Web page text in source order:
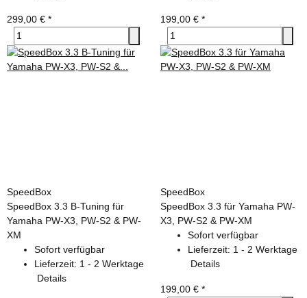
299,00 € * 199,00 € *
SpeedBox
SpeedBox 3.3 B-Tuning für
Yamaha PW-X3, PW-S2 & PW-
XM
Sofort verfügbar
Lieferzeit: 1 - 2 Werktage
Details
SpeedBox
SpeedBox 3.3 für Yamaha PW-
X3, PW-S2 & PW-XM
Sofort verfügbar
Lieferzeit: 1 - 2 Werktage
Details
199,00 € *